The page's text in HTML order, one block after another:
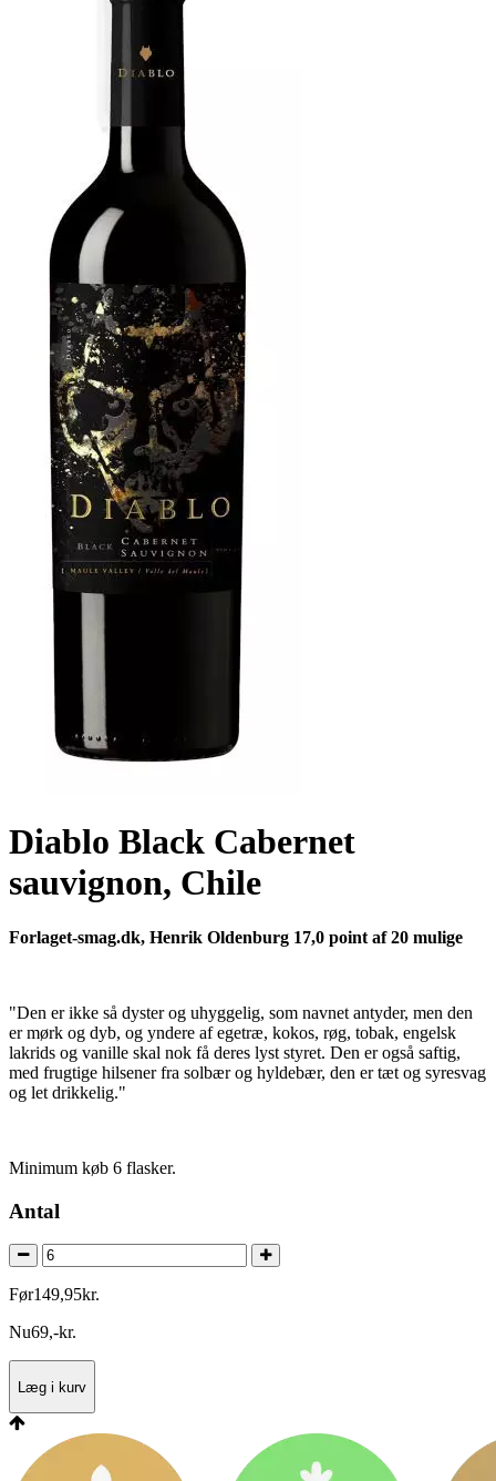
Diablo Black Cabernet
sauvignon, Chile
Forlaget-smag.dk, Henrik Oldenburg 17,0 point af 20 mulige
"Den er ikke så dyster og uhyggelig, som navnet antyder, men den
er mørk og dyb, og yndere af egetræ, kokos, røg, tobak, engelsk
lakrids og vanille skal nok få deres lyst styret. Den er også saftig,
med frugtige hilsener fra solbær og hyldebær, den er tæt og syresvag
og let drikkelig."
Minimum køb 6 flasker.
Antal
Før149,95kr.
Nu69,-kr.
Læg i kurv